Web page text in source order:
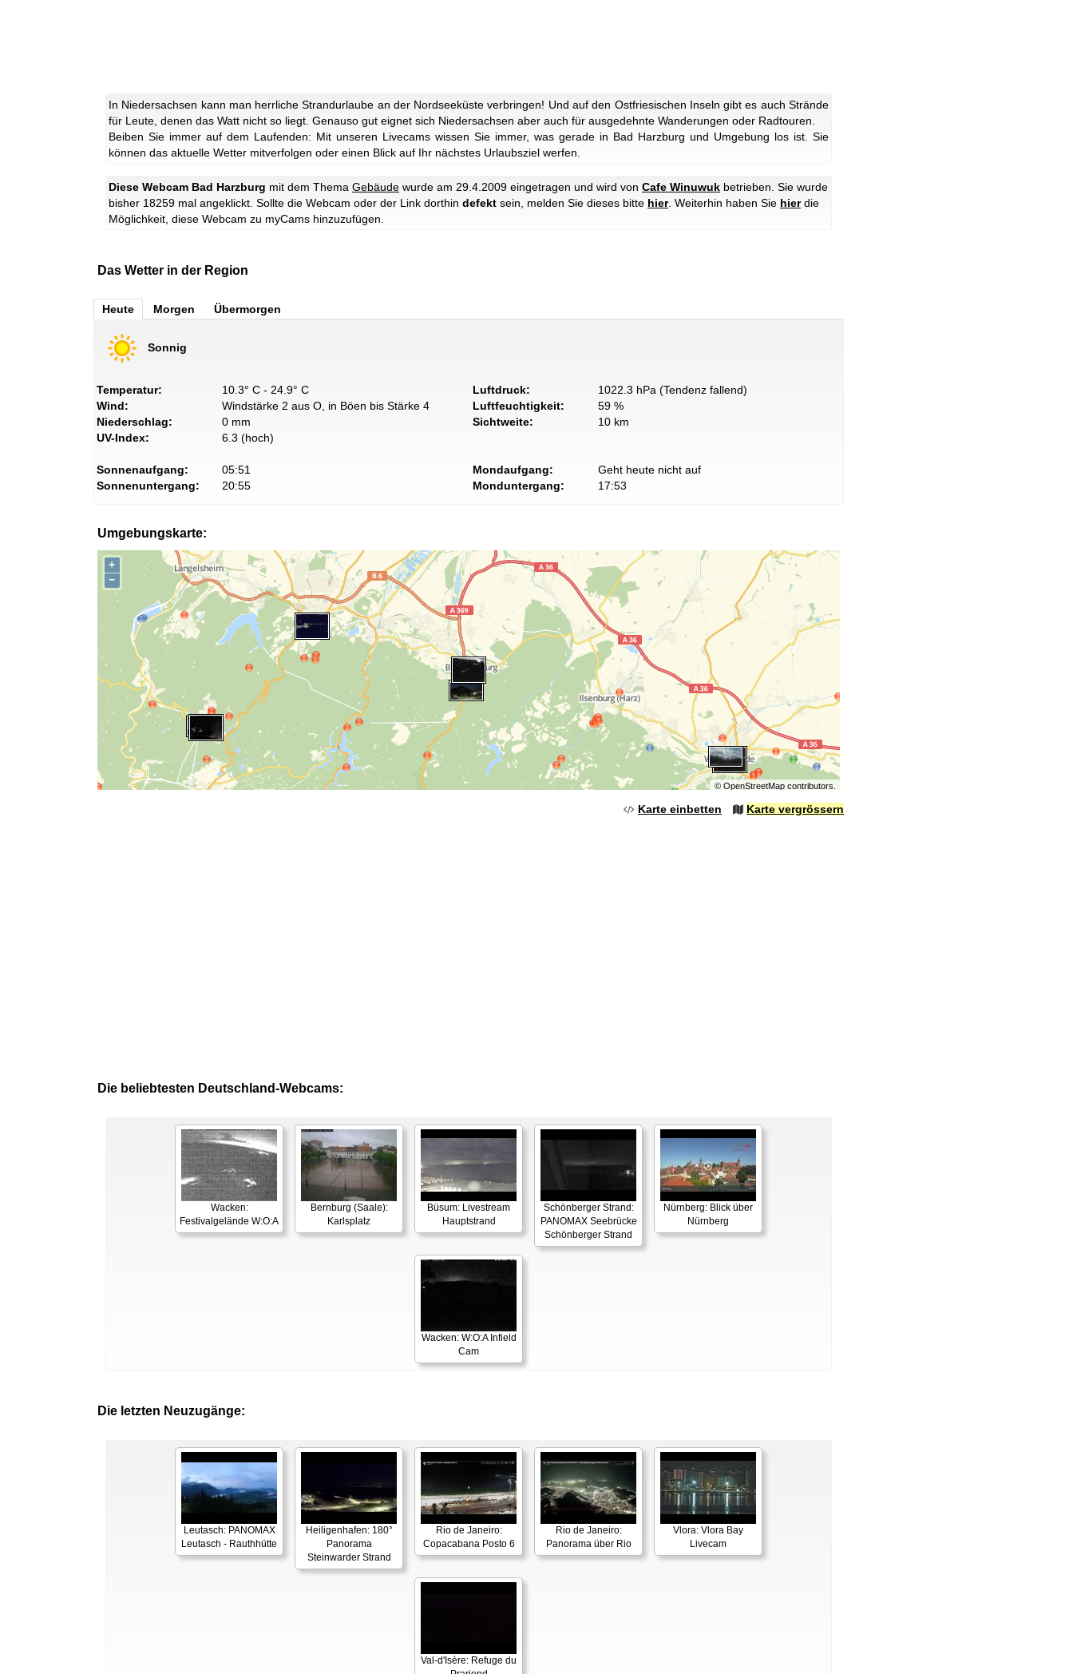
In Niedersachsen kann man herrliche Strandurlaube an der Nordseeküste verbringen! Und auf den Ostfriesischen Inseln gibt es auch Strände
für Leute, denen das Watt nicht so liegt. Genauso gut eignet sich Niedersachsen aber auch für ausgedehnte Wanderungen oder Radtouren.
Beiben Sie immer auf dem Laufenden: Mit unseren Livecams wissen Sie immer, was gerade in Bad Harzburg und Umgebung los ist. Sie
können das aktuelle Wetter mitverfolgen oder einen Blick auf Ihr nächstes Urlaubsziel werfen.
Diese Webcam Bad Harzburg mit dem Thema Gebäude wurde am 29.4.2009 eingetragen und wird von Cafe Winuwuk betrieben. Sie wurde
bisher 18259 mal angeklickt. Sollte die Webcam oder der Link dorthin defekt sein, melden Sie dieses bitte hier. Weiterhin haben Sie hierdie
Möglichkeit, diese Webcam zu myCams hinzuzufügen.
Das Wetter in der Region
Heute Morgen Übermorgen
Sonnig
Temperatur:
10.3° C - 24.9° C
Wind:
Windstärke 2 aus O, in Böen bis Stärke 4
Niederschlag:
0 mm
UV-Index:
6.3 (hoch)
Luftdruck:
1022.3 hPa (Tendenz fallend)
Luftfeuchtigkeit:
59 %
Sichtweite:
10 km
Sonnenaufgang:
05:51
Sonnenuntergang:
20:55
Mondaufgang:
Geht heute nicht auf
Monduntergang:
17:53
Umgebungskarte:
+
−
© OpenStreetMapcontributors.
Karte einbetten Karte vergrössern
Die beliebtesten Deutschland-Webcams:
Wacken:
Festivalgelände W:O:A
Bernburg (Saale):
Karlsplatz
Büsum: Livestream
Hauptstrand
Schönberger Strand:
PANOMAX Seebrücke
Schönberger Strand
Nürnberg: Blick über
Nürnberg
Wacken: W:O:A Infield
Cam
Die letzten Neuzugänge:
Leutasch: PANOMAX
Leutasch - Rauthhütte
Heiligenhafen: 180°
Panorama
Steinwarder Strand
Rio de Janeiro:
Copacabana Posto 6
Rio de Janeiro:
Panorama über Rio
Vlora: Vlora Bay
Livecam
Val-d'Isère: Refuge du